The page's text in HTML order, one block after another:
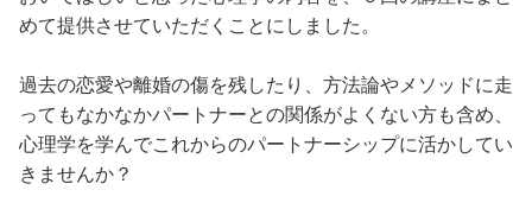
めて提供させていただくことにしました。
過去の恋愛や離婚の傷を残したり、方法論やメソッドに走
ってもなかなかパートナーとの関係がよくない方も含め、
心理学を学んでこれからのパートナーシップに活かしてい
きませんか？